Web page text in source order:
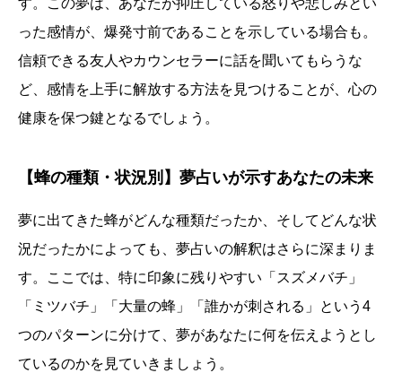
す。この夢は、あなたが抑圧している怒りや悲しみとい
った感情が、爆発寸前であることを示している場合も。
信頼できる友人やカウンセラーに話を聞いてもらうな
ど、感情を上手に解放する方法を見つけることが、心の
健康を保つ鍵となるでしょう。
【蜂の種類・状況別】夢占いが示すあなたの未来
夢に出てきた蜂がどんな種類だったか、そしてどんな状
況だったかによっても、夢占いの解釈はさらに深まりま
す。ここでは、特に印象に残りやすい「スズメバチ」
「ミツバチ」「大量の蜂」「誰かが刺される」という4
つのパターンに分けて、夢があなたに何を伝えようとし
ているのかを見ていきましょう。